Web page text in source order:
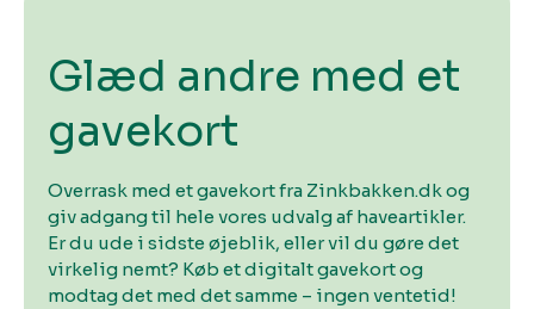
Glæd andre med et
gavekort
Overrask med et gavekort fra Zinkbakken.dk og
giv adgang til hele vores udvalg af haveartikler.
Er du ude i sidste øjeblik, eller vil du gøre det
virkelig nemt? Køb et digitalt gavekort og
modtag det med det samme – ingen ventetid!